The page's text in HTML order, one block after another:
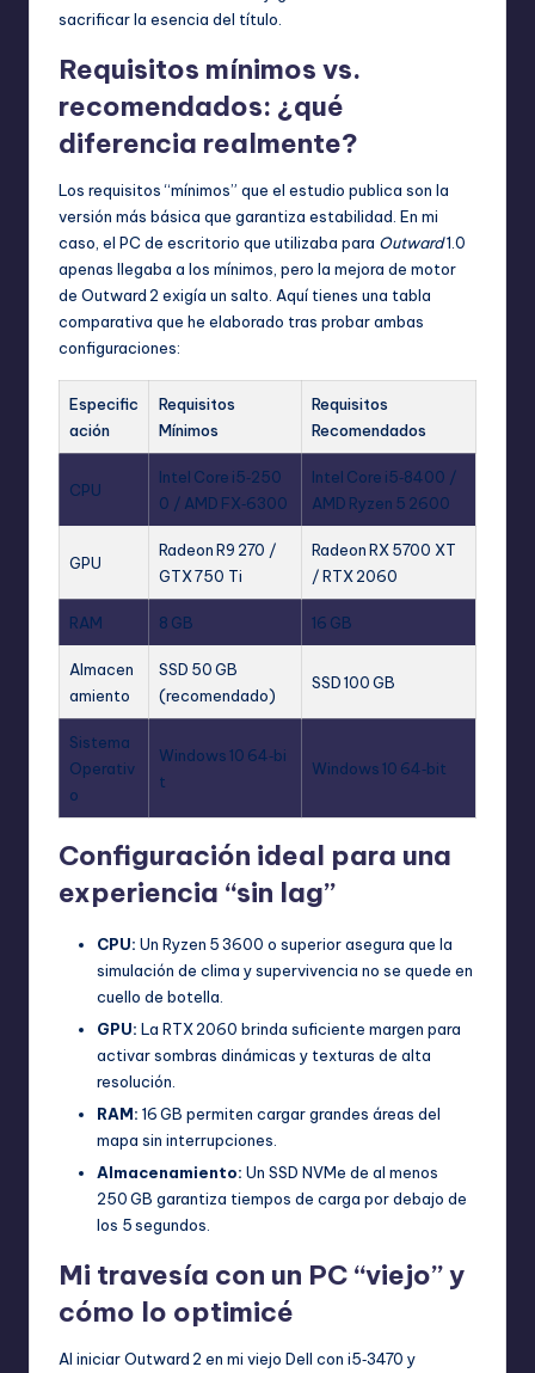
sacrificar la esencia del título.
Requisitos mínimos vs.
recomendados: ¿qué
diferencia realmente?
Los requisitos “mínimos” que el estudio publica son la
versión más básica que garantiza estabilidad. En mi
caso, el PC de escritorio que utilizaba para Outward1.0
apenas llegaba a los mínimos, pero la mejora de motor
de Outward 2 exigía un salto. Aquí tienes una tabla
comparativa que he elaborado tras probar ambas
configuraciones:
Especific
ación
Requisitos
Mínimos
Requisitos
Recomendados
CPU
Intel Core i5‑250
0 / AMD FX‑6300
Intel Core i5‑8400 /
AMD Ryzen 5 2600
GPU
Radeon R9 270 /
GTX 750 Ti
Radeon RX 5700 XT
/ RTX 2060
RAM 8 GB 16 GB
Almacen
amiento
SSD 50 GB
(recomendado)
SSD 100 GB
Sistema
Operativ
o
Windows 10 64‑bi
t
Windows 10 64‑bit
Configuración ideal para una
experiencia “sin lag”
CPU: Un Ryzen 5 3600 o superior asegura que la
simulación de clima y supervivencia no se quede en
cuello de botella.
GPU: La RTX 2060 brinda suficiente margen para
activar sombras dinámicas y texturas de alta
resolución.
RAM: 16 GB permiten cargar grandes áreas del
mapa sin interrupciones.
Almacenamiento: Un SSD NVMe de al menos
250 GB garantiza tiempos de carga por debajo de
los 5 segundos.
Mi travesía con un PC “viejo” y
cómo lo optimicé
Al iniciar Outward 2 en mi viejo Dell con i5‑3470 y